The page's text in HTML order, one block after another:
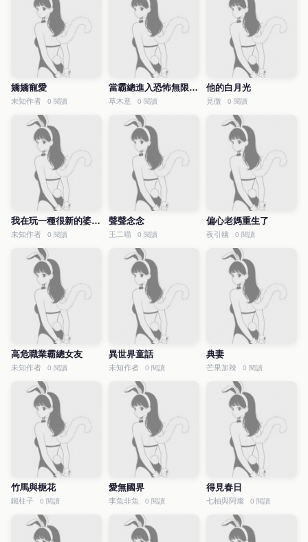
嬌嬌寵愛
未知作者 0 閱讀
當霸總進入恐怖無限流后
草木意 0 閱讀
他的白月光
見微 0 閱讀
我在玩一種很新的婆媳關系
未知作者 0 閱讀
聲聲念念
王二喵 0 閱讀
偏心老媽重生了
夜引幽 0 閱讀
高危職業霸總女友
未知作者 0 閱讀
異世界童話
未知作者 0 閱讀
典妻
芒果加辣 0 閱讀
竹馬與梔花
鐵柱子 0 閱讀
愛無國界
李魚非魚 0 閱讀
得見春日
七柚與阿燦 0 閱讀